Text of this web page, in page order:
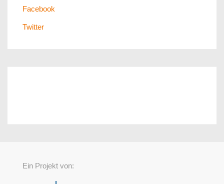
Facebook
Twitter
Ein Projekt von: